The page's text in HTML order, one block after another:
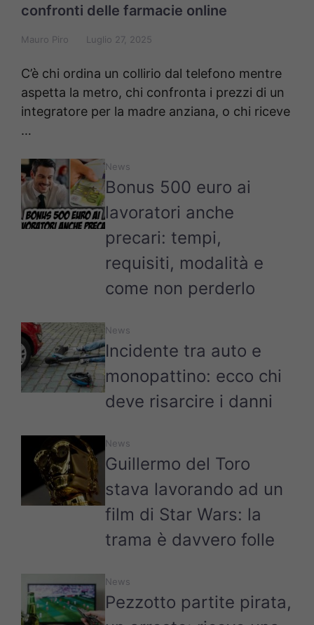
confronti delle farmacie online
Mauro Piro Luglio 27, 2025
C’è chi ordina un collirio dal telefono mentre
aspetta la metro, chi confronta i prezzi di un
integratore per la madre anziana, o chi riceve
…
News
Bonus 500 euro ai
lavoratori anche
precari: tempi,
requisiti, modalità e
come non perderlo
News
Incidente tra auto e
monopattino: ecco chi
deve risarcire i danni
News
Guillermo del Toro
stava lavorando ad un
film di Star Wars: la
trama è davvero folle
News
Pezzotto partite pirata,